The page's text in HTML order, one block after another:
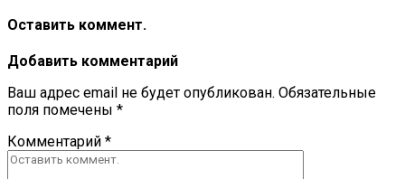
Оставить коммент.
Добавить комментарий
Ваш адрес email не будет опубликован. Обязательные
поля помечены *
Комментарий *